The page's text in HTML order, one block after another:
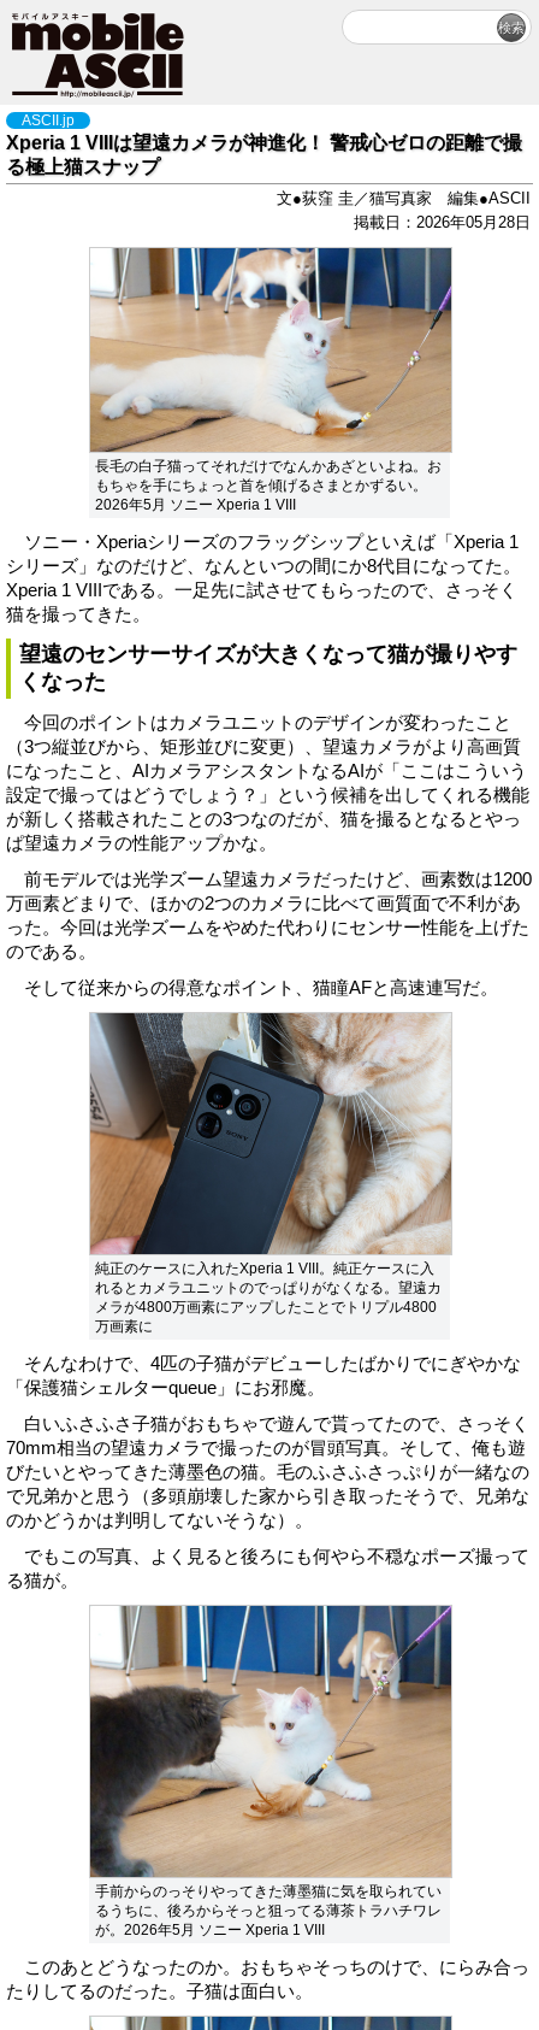
ASCII.jp
Xperia 1 VIIIは望遠カメラが神進化！ 警戒心ゼロの距離で撮
る極上猫スナップ
文●荻窪 圭／猫写真家 編集●ASCII
掲載日：2026年05月28日
長毛の白子猫ってそれだけでなんかあざといよね。お
もちゃを手にちょっと首を傾げるさまとかずるい。
2026年5月 ソニー Xperia 1 VIII
ソニー・Xperiaシリーズのフラッグシップといえば「Xperia 1
シリーズ」なのだけど、なんといつの間にか8代目になってた。
Xperia 1 VIIIである。一足先に試させてもらったので、さっそく
猫を撮ってきた。
望遠のセンサーサイズが大きくなって猫が撮りやす
くなった
今回のポイントはカメラユニットのデザインが変わったこと
（3つ縦並びから、矩形並びに変更）、望遠カメラがより高画質
になったこと、AIカメラアシスタントなるAIが「ここはこういう
設定で撮ってはどうでしょう？」という候補を出してくれる機能
が新しく搭載されたことの3つなのだが、猫を撮るとなるとやっ
ぱ望遠カメラの性能アップかな。
前モデルでは光学ズーム望遠カメラだったけど、画素数は1200
万画素どまりで、ほかの2つのカメラに比べて画質面で不利があ
った。今回は光学ズームをやめた代わりにセンサー性能を上げた
のである。
そして従来からの得意なポイント、猫瞳AFと高速連写だ。
純正のケースに入れたXperia 1 VIII。純正ケースに入
れるとカメラユニットのでっぱりがなくなる。望遠カ
メラが4800万画素にアップしたことでトリプル4800
万画素に
そんなわけで、4匹の子猫がデビューしたばかりでにぎやかな
「保護猫シェルターqueue」にお邪魔。
白いふさふさ子猫がおもちゃで遊んで貰ってたので、さっそく
70mm相当の望遠カメラで撮ったのが冒頭写真。そして、俺も遊
びたいとやってきた薄墨色の猫。毛のふさふさっぷりが一緒なの
で兄弟かと思う（多頭崩壊した家から引き取ったそうで、兄弟な
のかどうかは判明してないそうな）。
でもこの写真、よく見ると後ろにも何やら不穏なポーズ撮って
る猫が。
手前からのっそりやってきた薄墨猫に気を取られてい
るうちに、後ろからそっと狙ってる薄茶トラハチワレ
が。2026年5月 ソニー Xperia 1 VIII
このあとどうなったのか。おもちゃそっちのけで、にらみ合っ
たりしてるのだった。子猫は面白い。